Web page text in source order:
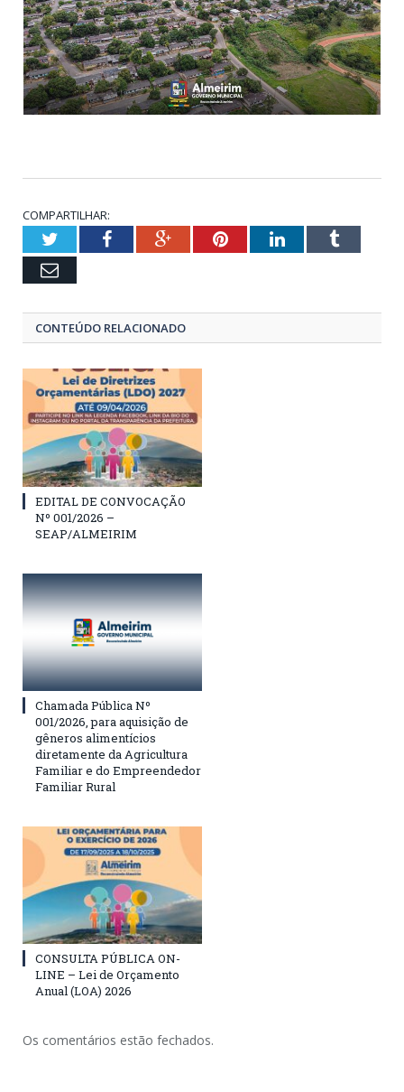
COMPARTILHAR:
TwitterFacebookGoogle+PinterestLinkedInTumblr
Email
CONTEÚDO RELACIONADO
EDITAL DE CONVOCAÇÃO
Nº 001/2026 –
SEAP/ALMEIRIM
Chamada Pública Nº
001/2026, para aquisição de
gêneros alimentícios
diretamente da Agricultura
Familiar e do Empreendedor
Familiar Rural
CONSULTA PÚBLICA ON-
LINE – Lei de Orçamento
Anual (LOA) 2026
Os comentários estão fechados.